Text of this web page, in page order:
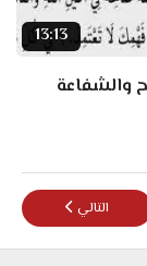
13:13
والشفاعة
الإسلامي بالسودان إلى
المقال التالي:
التالي